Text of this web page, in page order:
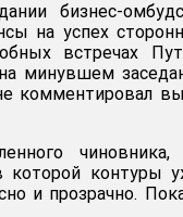
бизнес-
на успех
встречах
минувшем
комментировал
которой контуры
и прозрачно.